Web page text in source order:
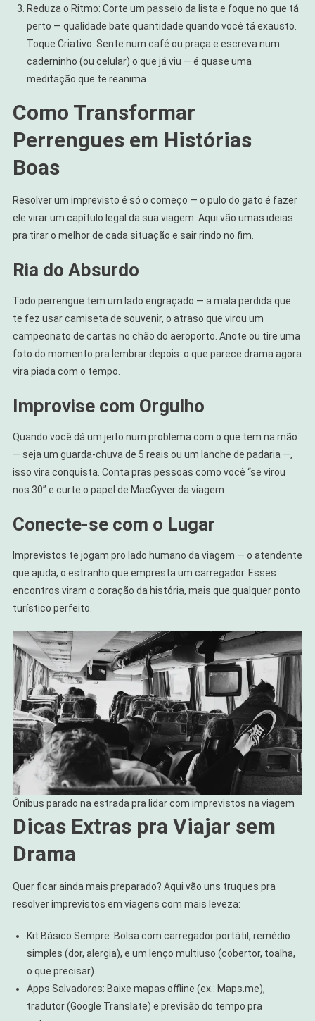
Reduza o Ritmo: Corte um passeio da lista e foque no que tá
perto — qualidade bate quantidade quando você tá exausto.
Toque Criativo: Sente num café ou praça e escreva num
caderninho (ou celular) o que já viu — é quase uma
meditação que te reanima.
Como Transformar
Perrengues em Histórias
Boas
Resolver um imprevisto é só o começo — o pulo do gato é fazer
ele virar um capítulo legal da sua viagem. Aqui vão umas ideias
pra tirar o melhor de cada situação e sair rindo no fim.
Ria do Absurdo
Todo perrengue tem um lado engraçado — a mala perdida que
te fez usar camiseta de souvenir, o atraso que virou um
campeonato de cartas no chão do aeroporto. Anote ou tire uma
foto do momento pra lembrar depois: o que parece drama agora
vira piada com o tempo.
Improvise com Orgulho
Quando você dá um jeito num problema com o que tem na mão
— seja um guarda-chuva de 5 reais ou um lanche de padaria —,
isso vira conquista. Conta pras pessoas como você “se virou
nos 30” e curte o papel de MacGyver da viagem.
Conecte-se com o Lugar
Imprevistos te jogam pro lado humano da viagem — o atendente
que ajuda, o estranho que empresta um carregador. Esses
encontros viram o coração da história, mais que qualquer ponto
turístico perfeito.
Ônibus parado na estrada pra lidar com imprevistos na viagem
Dicas Extras pra Viajar sem
Drama
Quer ficar ainda mais preparado? Aqui vão uns truques pra
resolver imprevistos em viagens com mais leveza:
Kit Básico Sempre: Bolsa com carregador portátil, remédio
simples (dor, alergia), e um lenço multiuso (cobertor, toalha,
o que precisar).
Apps Salvadores: Baixe mapas offline (ex.: Maps.me),
tradutor (Google Translate) e previsão do tempo pra